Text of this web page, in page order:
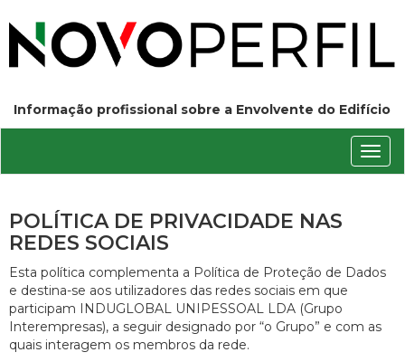
Informação profissional sobre a Envolvente do Edifício
POLÍTICA DE PRIVACIDADE NAS
REDES SOCIAIS
Esta política complementa a Política de Proteção de Dados
e destina-se aos utilizadores das redes sociais em que
participam INDUGLOBAL UNIPESSOAL LDA (Grupo
Interempresas), a seguir designado por “o Grupo” e com as
quais interagem os membros da rede.